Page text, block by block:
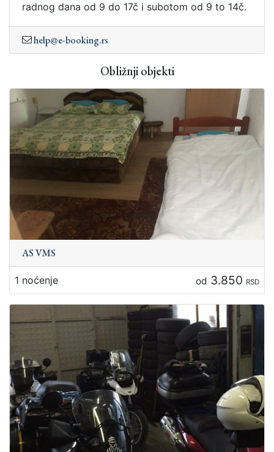
radnog dana od 9 do 17č i subotom od 9 to 14č.
help@e-booking.rs
Obližnji objekti
AS VMS
1 noćenje od 3.850 RSD